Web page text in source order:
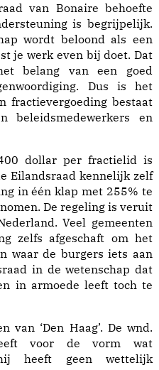
van Bonaire behoefte
is begrijpelijk.
wordt beloond als een
je werk even bij doet. Dat
belang van een goed
Dus is het
fractievergoeding bestaat
beleidsmedewerkers en
dollar per fractielid is
Eilandsraad kennelijk zelf
in één klap met 255% te
De regeling is veruit
Veel gemeenten
zelfs afgeschaft om het
waar de burgers iets aan
in de wetenschap dat
in armoede leeft toch te
van ‘Den Haag’. De wnd.
voor de vorm wat
heeft geen wettelijk